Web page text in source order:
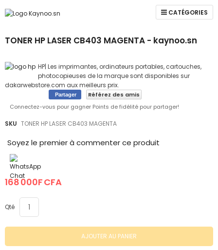
CATÉGORIES
TONER HP LASER CB403 MAGENTA - kaynoo.sn
HP| Les imprimantes, ordinateurs portables, cartouches,
photocopieuses de la marque sont disponibles sur
dakarwebstore.com aux meilleurs prix.
Partager
Référez des amis
Connectez-vous pour gagner Points de fidélité pour partager!
SKU TONER HP LASER CB403 MAGENTA
Soyez le premier à commenter ce produit
168 000F CFA
Qté
AJOUTER AU PANIER
Skip
the
of
the
images
gallery
Skip
the
of
the
images
gallery